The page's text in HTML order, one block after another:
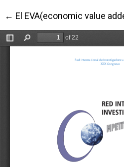
← Volver a los detalles del
El EVA(economic value